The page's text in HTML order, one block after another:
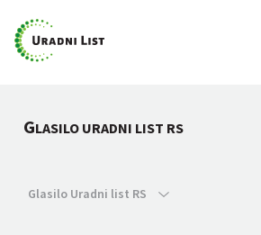
GLASILO URADNI LIST RS
Glasilo Uradni list RS